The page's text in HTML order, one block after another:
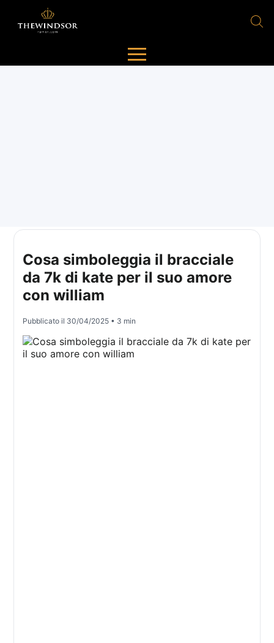
Cosa simboleggia il bracciale
da 7k di kate per il suo amore
con william
Pubblicato il 30/04/2025 • 3 min